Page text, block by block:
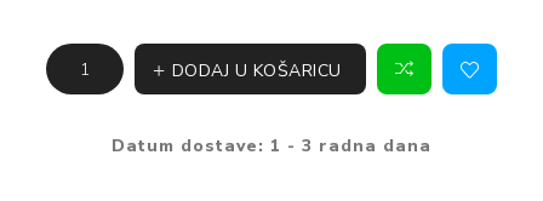
DODAJ U KOŠARICU
Datum dostave: 1 - 3 radna dana